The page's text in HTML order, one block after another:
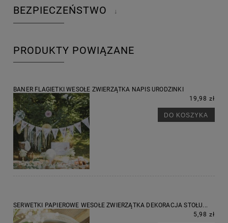
BEZPIECZEŃSTWO ↓
PRODUKTY POWIĄZANE
BANER FLAGIETKI WESOŁE ZWIERZĄTKA NAPIS URODZINKI
19,98 zł
DO KOSZYKA
SERWETKI PAPIEROWE WESOŁE ZWIERZĄTKA DEKORACJA STOŁU...
5,98 zł